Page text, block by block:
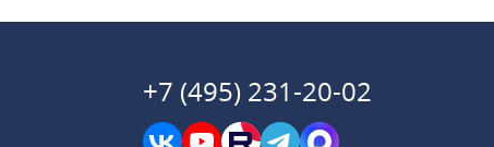
+7 (495) 231-20-02